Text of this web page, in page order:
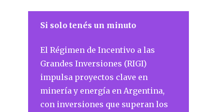
Si solo tenés un minuto
El Régimen de Incentivo a las
Grandes Inversiones (RIGI)
impulsa proyectos clave en
minería y energía en Argentina,
con inversiones que superan los